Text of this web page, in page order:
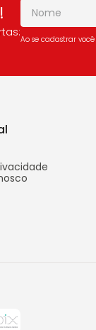
Ao se cadastrar